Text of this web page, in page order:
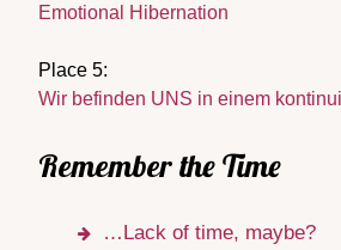
Emotional Hibernation
Place 5:
Wir befinden UNS in einem
Remember the Time
…Lack of time, maybe?